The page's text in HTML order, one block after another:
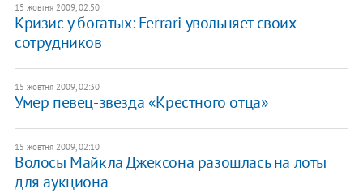
15 жовтня 2009, 02:50
Кризис у богатых: Ferrari увольняет своих
сотрудников
15 жовтня 2009, 02:30
Умер певец-звезда «Крестного отца»
15 жовтня 2009, 02:10
Волосы Майкла Джексона разошлась на лоты
для аукциона